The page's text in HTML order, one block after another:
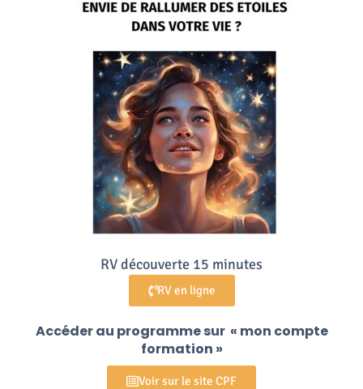
RV découverte 15 minutes
RV en ligne
Accéder au programme sur « mon compte
formation »
Voir sur le site CPF